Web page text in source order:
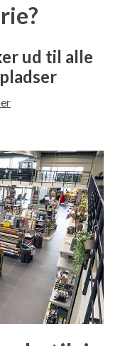
ud til alle